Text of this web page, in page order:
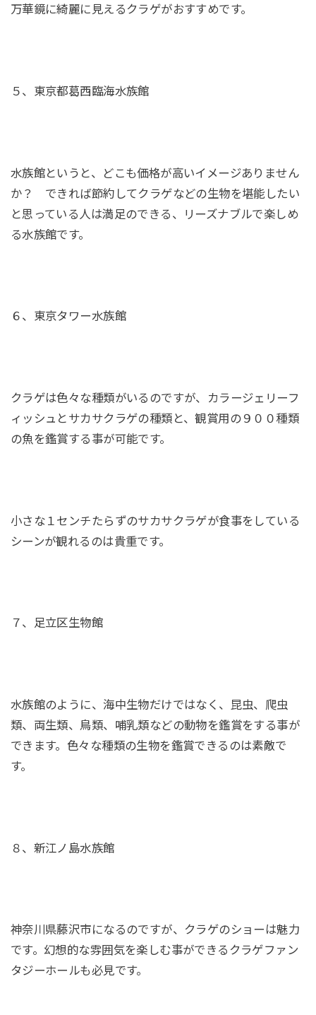
万華鏡に綺麗に見えるクラゲがおすすめです。
５、東京都葛西臨海水族館
水族館というと、どこも価格が高いイメージありません
か？ できれば節約してクラゲなどの生物を堪能したい
と思っている人は満足のできる、リーズナブルで楽しめ
る水族館です。
６、東京タワー水族館
クラゲは色々な種類がいるのですが、カラージェリーフ
ィッシュとサカサクラゲの種類と、観賞用の９００種類
の魚を鑑賞する事が可能です。
小さな１センチたらずのサカサクラゲが食事をしている
シーンが観れるのは貴重です。
７、足立区生物館
水族館のように、海中生物だけではなく、昆虫、爬虫
類、両生類、鳥類、哺乳類などの動物を鑑賞をする事が
できます。色々な種類の生物を鑑賞できるのは素敵で
す。
８、新江ノ島水族館
神奈川県藤沢市になるのですが、クラゲのショーは魅力
です。幻想的な雰囲気を楽しむ事ができるクラゲファン
タジーホールも必見です。